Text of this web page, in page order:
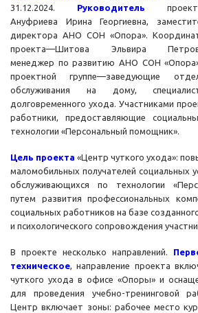
31.12.2024. Руководитель
Ануфриева Ирина Георгиевна,
директора АНО СОН «Опора».
проекта—Шитова Эльвира
менеджер по развитию АНО СОН
проектной группе—заведующие
обслуживания на дому,
долговременного ухода. Участниками
работники, предоставляющие
технологии «Персональный помощник».
Цель проекта «Центр чуткого ухода»:
маломобильных получателей социальных
обслуживающихся по технологии
путем развития профессиональных
социальных работников на базе
и психологического сопровождения
В проекте несколько направлений.
техническое, направление проекта
чуткого ухода в офисе «Опоры» и
для проведения учебно-тренинговой
Центр включает зоны: рабочее место